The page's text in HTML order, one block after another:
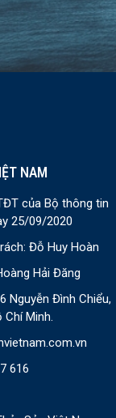
NAM
của Bộ thông tin
25/09/2020
Đỗ Huy Hoàn
Hải Đăng
Nguyễn Đình Chiểu,
Chí Minh.
616